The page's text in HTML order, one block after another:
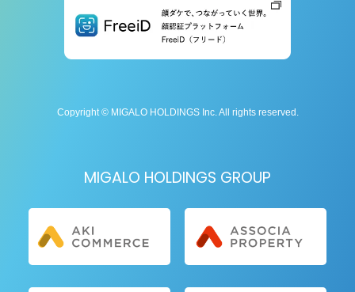
Copyright © MIGALO HOLDINGS Inc. All rights reserved.
MIGALO HOLDINGS GROUP